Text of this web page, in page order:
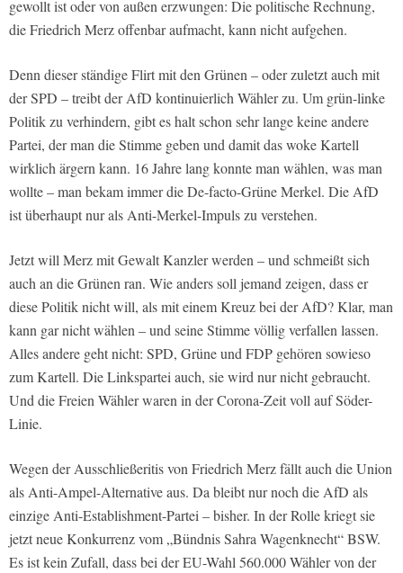
gewollt ist oder von außen erzwungen: Die politische Rechnung,
die Friedrich Merz offenbar aufmacht, kann nicht aufgehen.
Denn dieser ständige Flirt mit den Grünen – oder zuletzt auch mit
der SPD – treibt der AfD kontinuierlich Wähler zu. Um grün-linke
Politik zu verhindern, gibt es halt schon sehr lange keine andere
Partei, der man die Stimme geben und damit das woke Kartell
wirklich ärgern kann. 16 Jahre lang konnte man wählen, was man
wollte – man bekam immer die De-facto-Grüne Merkel. Die AfD
ist überhaupt nur als Anti-Merkel-Impuls zu verstehen.
Jetzt will Merz mit Gewalt Kanzler werden – und schmeißt sich
auch an die Grünen ran. Wie anders soll jemand zeigen, dass er
diese Politik nicht will, als mit einem Kreuz bei der AfD? Klar, man
kann gar nicht wählen – und seine Stimme völlig verfallen lassen.
Alles andere geht nicht: SPD, Grüne und FDP gehören sowieso
zum Kartell. Die Linkspartei auch, sie wird nur nicht gebraucht.
Und die Freien Wähler waren in der Corona-Zeit voll auf Söder-
Linie.
Wegen der Ausschließeritis von Friedrich Merz fällt auch die Union
als Anti-Ampel-Alternative aus. Da bleibt nur noch die AfD als
einzige Anti-Establishment-Partei – bisher. In der Rolle kriegt sie
jetzt neue Konkurrenz vom „Bündnis Sahra Wagenknecht“ BSW.
Es ist kein Zufall, dass bei der EU-Wahl 560.000 Wähler von der